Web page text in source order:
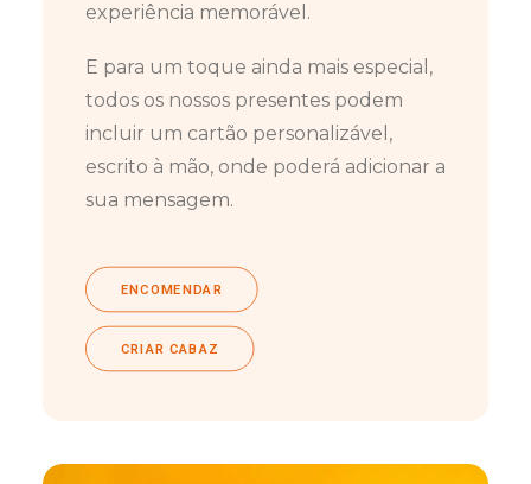
experiência memorável.
E para um toque ainda mais especial,
todos os nossos presentes podem
incluir um cartão personalizável,
escrito à mão, onde poderá adicionar a
sua mensagem.
ENCOMENDAR
CRIAR CABAZ